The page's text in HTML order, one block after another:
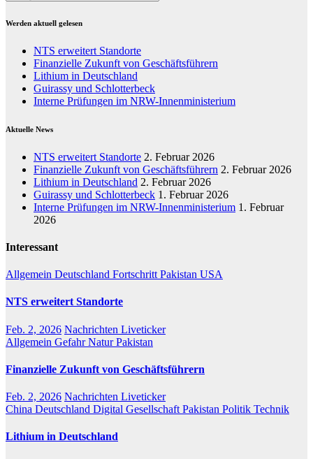
Werden aktuell gelesen
NTS erweitert Standorte
Finanzielle Zukunft von Geschäftsführern
Lithium in Deutschland
Guirassy und Schlotterbeck
Interne Prüfungen im NRW-Innenministerium
Aktuelle News
NTS erweitert Standorte 2. Februar 2026
Finanzielle Zukunft von Geschäftsführern 2. Februar 2026
Lithium in Deutschland 2. Februar 2026
Guirassy und Schlotterbeck 1. Februar 2026
Interne Prüfungen im NRW-Innenministerium 1. Februar
2026
Interessant
Allgemein Deutschland Fortschritt Pakistan USA
NTS erweitert Standorte
Feb. 2, 2026 Nachrichten Liveticker
Allgemein GefahrNaturPakistan
Finanzielle Zukunft von Geschäftsführern
Feb. 2, 2026 Nachrichten Liveticker
China Deutschland Digital Gesellschaft Pakistan Politik Technik
Lithium in Deutschland